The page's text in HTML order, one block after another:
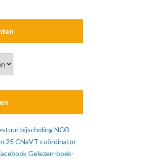
bijscholing NOB
25 CNaVT coördinator
Gelezen-boek-